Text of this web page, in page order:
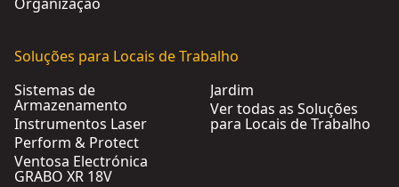
Soluções para Locais de Trabalho
Sistemas de
Armazenamento
Instrumentos Laser
Perform & Protect
Ventosa Electrónica
GRABO XR 18V
Jardim
Ver todas as Soluções
para Locais de Trabalho